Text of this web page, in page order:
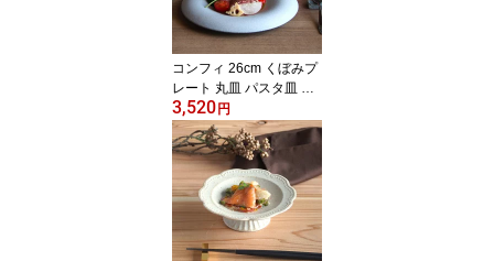
コンフィ 26cm くぼみプ
レート 丸皿 パスタ皿 高
級感 イタリアン フレン
チ かっこいい エレガン
ト フォルム かっこいい
食べやすい クリスマス
3,520 円